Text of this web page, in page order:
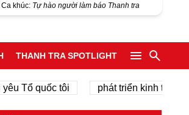
Ca khúc: Tự hào người làm báo Thanh tra
THANH TRA SPOTLIGHT
quốc tôi phát triển kinh tế tư nhân